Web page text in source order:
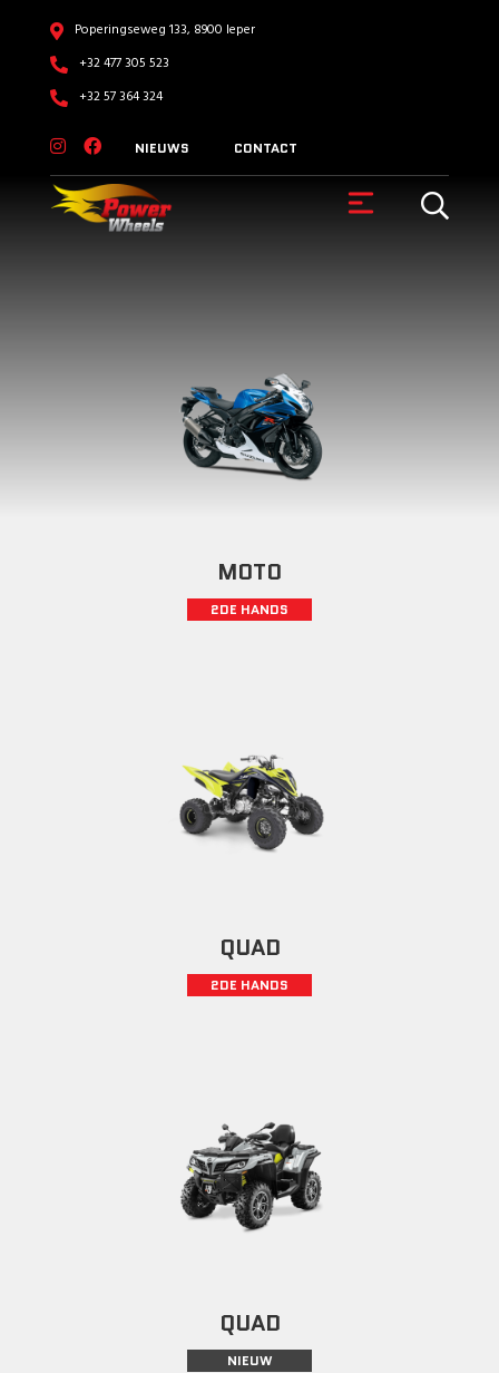
Poperingseweg 133, 8900 Ieper
+32 477 305 523
+32 57 364 324
NIEUWS CONTACT
MOTO
2DE HANDS
QUAD
2DE HANDS
QUAD
NIEUW